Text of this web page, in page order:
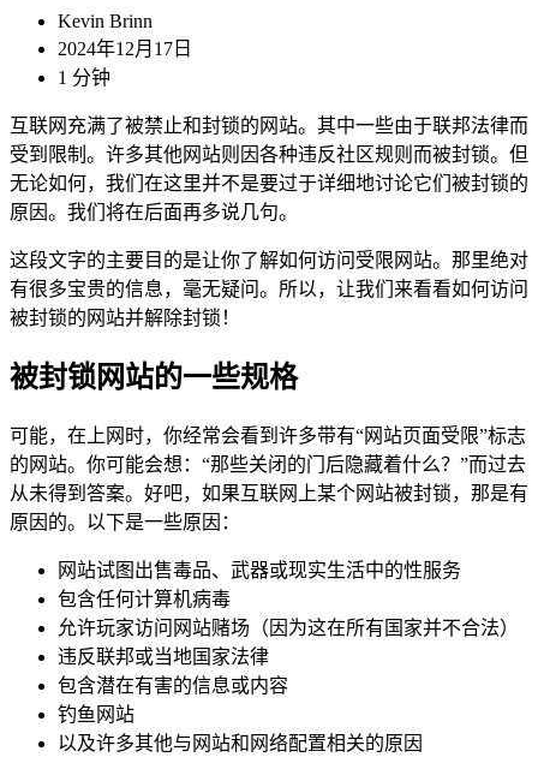
Kevin Brinn
2024年12月17日
1 分钟
互联网充满了被禁止和封锁的网站。其中一些由于联邦法律而
受到限制。许多其他网站则因各种违反社区规则而被封锁。但
无论如何，我们在这里并不是要过于详细地讨论它们被封锁的
原因。我们将在后面再多说几句。
这段文字的主要目的是让你了解如何访问受限网站。那里绝对
有很多宝贵的信息，毫无疑问。所以，让我们来看看如何访问
被封锁的网站并解除封锁！
被封锁网站的一些规格
可能，在上网时，你经常会看到许多带有“网站页面受限”标志
的网站。你可能会想：“那些关闭的门后隐藏着什么？”而过去
从未得到答案。好吧，如果互联网上某个网站被封锁，那是有
原因的。以下是一些原因：
网站试图出售毒品、武器或现实生活中的性服务
包含任何计算机病毒
允许玩家访问网站赌场（因为这在所有国家并不合法）
违反联邦或当地国家法律
包含潜在有害的信息或内容
钓鱼网站
以及许多其他与网站和网络配置相关的原因